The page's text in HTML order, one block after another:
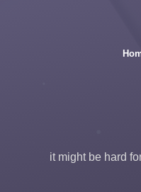
it might be hard